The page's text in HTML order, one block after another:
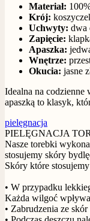
Materiał:
Krój:
Uchwyty: dwa
Zapięcie:
Apaszka:
Wnętrze:
Okucia: jasne
Idealna na
apaszką to klasyk,
pielęgnacja
PIELĘGNACJA
Nasze torebki
stosujemy skóry
Skóry które
• W przypadku
Każda wilgoć
• Zabrudzenia ze